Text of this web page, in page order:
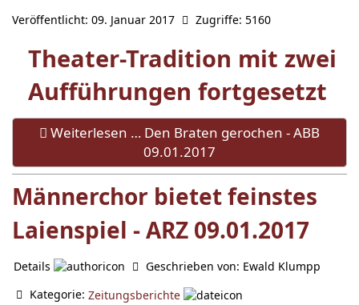
Veröffentlicht: 09. Januar 2017
Zugriffe: 5160
Theater-Tradition mit zwei
Aufführungen fortgesetzt
Weiterlesen … Den Braten gerochen - ABB
09.01.2017
Männerchor bietet feinstes
Laienspiel - ARZ 09.01.2017
Details Geschrieben von: Ewald Klumpp
Kategorie: Zeitungsberichte